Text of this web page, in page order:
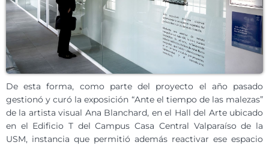
De esta forma, como parte del proyecto el año pasado
gestionó y curó la exposición “Ante el tiempo de las malezas”
de la artista visual Ana Blanchard, en el Hall del Arte ubicado
en el Edificio T del Campus Casa Central Valparaíso de la
USM, instancia que permitió además reactivar ese espacio